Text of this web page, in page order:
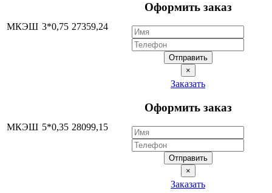
МКЭШ 3*0,75 27359,24
Оформить заказ
Отправить
×
МКЭШ 5*0,35 28099,15
Заказать
Оформить заказ
Отправить
×
Заказать